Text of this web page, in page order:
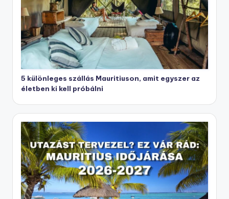
5 különleges szállás Mauritiuson, amit egyszer az
életben ki kell próbálni